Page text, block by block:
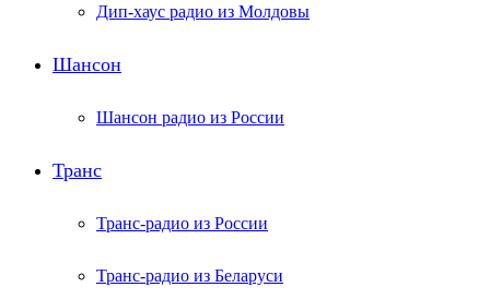
Дип-хаус радио из Молдовы
Шансон
Шансон радио из России
Транс
Транс-радио из России
Транс-радио из Беларуси